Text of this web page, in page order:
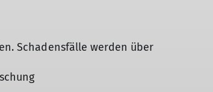
Schadensfälle werden über